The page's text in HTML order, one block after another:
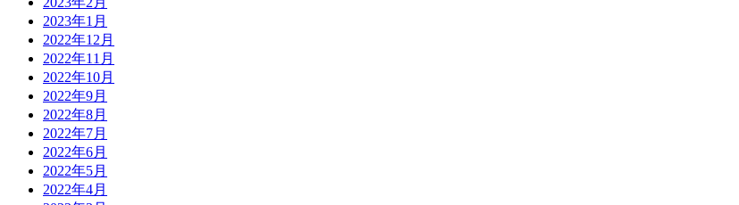
2023年1月
2022年12月
2022年11月
2022年10月
2022年9月
2022年8月
2022年7月
2022年6月
2022年5月
2022年4月